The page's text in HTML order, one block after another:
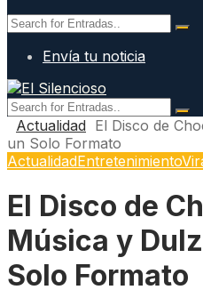
Envía tu noticia
Actualidad El Disco de
un Solo Formato
ActualidadEntretenimiento
El Disco de
Música y
Solo Formato